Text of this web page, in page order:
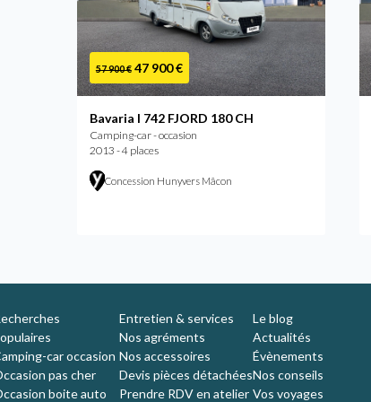
57 900 € 47 900 €
Bavaria I 742 FJORD 180 CH
Camping-car - occasion
2013 - 4 places
Concession Hunyvers Mâcon
car occasion
pas cher
boite auto
Entretien & services
Nos agréments
Nos accessoires
Devis pièces détachées
Prendre RDV en atelier
Le blog
Actualités
Évènements
Nos conseils
Vos voyages